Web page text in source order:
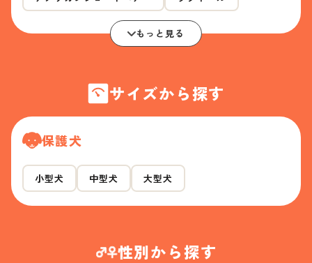
もっと見る
サイズから探す
保護犬
小型犬 中型犬 大型犬
性別から探す